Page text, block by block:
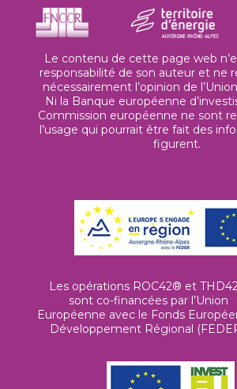
Le contenu de cette page web
responsabilité de son auteur et ne
nécessairement l’opinion de
Ni la Banque européenne
Commission européenne ne sont
l’usage qui pourrait être fait des
figurent.
Les opérations ROC42® et
sont co-financées par l’Union
Européenne avec le Fonds
Développement Régional